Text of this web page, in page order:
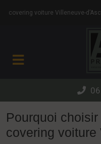
covering voiture Villeneuve-
Pourquoi
covering voiture